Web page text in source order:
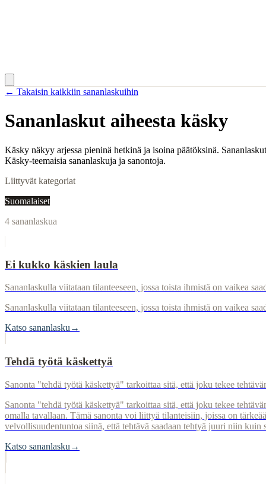
← Takaisin kaikkiin sananlaskuihin
Sananlaskut aiheesta käsky
Käsky näkyy arjessa pieninä hetkinä ja isoina päätöksinä.
Käsky-teemaisia sananlaskuja ja sanontoja.
Liittyvät kategoriat
Suomalaiset
4 sananlaskua
Ei kukko käskien laula
Sananlaskulla viitataan tilanteeseen, jossa toista ihmistä on vaikea
Sananlaskulla viitataan tilanteeseen, jossa toista ihmistä on vaikea
Katso sananlasku →
Tehdä työtä käskettyä
Sanonta "tehdä työtä käskettyä" tarkoittaa sitä, että joku tekee
Sanonta "tehdä työtä käskettyä" tarkoittaa sitä, että joku tekee
omalla tavallaan. Tämä sanonta voi liittyä tilanteisiin, joissa on
velvollisuudentuntoa siinä, että tehtävä saadaan tehtyä juuri niin kuin
Katso sananlasku →